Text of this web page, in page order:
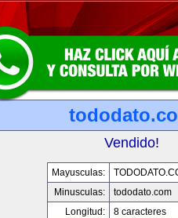
Vendido!
Mayusculas:
Minusculas:
tododato.com
Longitud:
8 caracteres